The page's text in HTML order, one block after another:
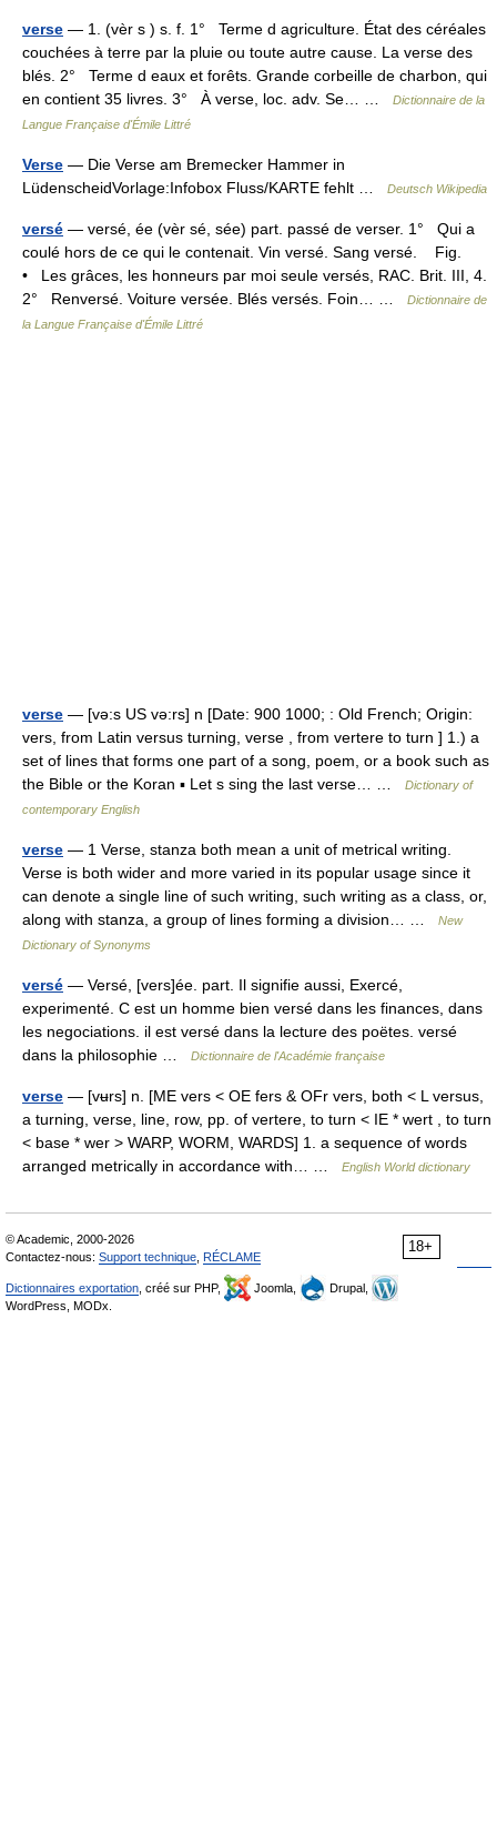
verse — 1. (vèr s ) s. f. 1° Terme d agriculture. État des céréales
couchées à terre par la pluie ou toute autre cause. La verse des
blés. 2° Terme d eaux et forêts. Grande corbeille de charbon, qui
en contient 35 livres. 3° À verse, loc. adv. Se… …
Dictionnaire de la
Langue Française d'Émile Littré
Verse — Die Verse am Bremecker Hammer in
LüdenscheidVorlage:Infobox Fluss/KARTE fehlt …
Deutsch Wikipedia
versé — versé, ée (vèr sé, sée) part. passé de verser. 1° Qui a
coulé hors de ce qui le contenait. Vin versé. Sang versé. Fig.
• Les grâces, les honneurs par moi seule versés, RAC. Brit. III, 4.
2° Renversé. Voiture versée. Blés versés. Foin… …
Dictionnaire de
la Langue Française d'Émile Littré
verse — [və:s US və:rs] n [Date: 900 1000; : Old French; Origin:
vers, from Latin versus turning, verse , from vertere to turn ] 1.) a
set of lines that forms one part of a song, poem, or a book such as
the Bible or the Koran ▪ Let s sing the last verse… …
Dictionary of
contemporary English
verse — 1 Verse, stanza both mean a unit of metrical writing.
Verse is both wider and more varied in its popular usage since it
can denote a single line of such writing, such writing as a class, or,
along with stanza, a group of lines forming a division… …
New
Dictionary of Synonyms
versé — Versé, [vers]ée. part. Il signifie aussi, Exercé,
experimenté. C est un homme bien versé dans les finances, dans
les negociations. il est versé dans la lecture des poëtes. versé
dans la philosophie …
Dictionnaire de l'Académie française
verse — [vʉrs] n. [ME vers < OE fers & OFr vers, both < L versus,
a turning, verse, line, row, pp. of vertere, to turn < IE * wert , to turn
< base * wer > WARP, WORM, WARDS] 1. a sequence of words
arranged metrically in accordance with… …
English World dictionary
18+
© Academic, 2000-2026
Contactez-nous: Support technique RÉCLAME
Dictionnaires exportation , créé sur PHP, Joomla,
Drupal,
WordPress, MODx.